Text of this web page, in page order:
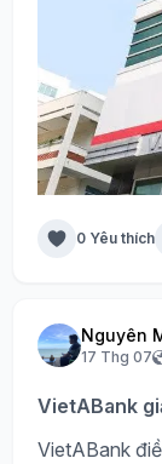
0 Yêu thích
Nguyên
17 Thg 07
VietABank
VietABank